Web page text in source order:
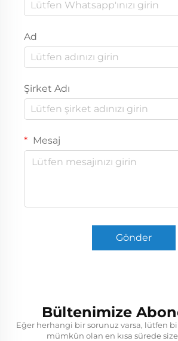
Ad
Şirket Adı
Mesaj
Gönder
Bültenimize
Eğer herhangi bir sorunuz varsa, lütfen
mümkün olan en kısa sürede